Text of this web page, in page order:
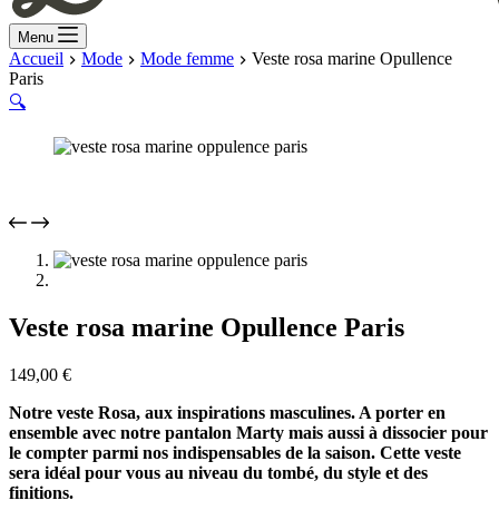
Menu
Accueil Mode Mode femme
Veste rosa marine Opullence
Paris
🔍
Veste rosa marine Opullence Paris
149,00 €
Notre veste Rosa, aux inspirations masculines. A porter en
ensemble avec notre pantalon Marty mais aussi à dissocier pour
le compter parmi nos indispensables de la saison. Cette veste
sera idéal pour vous au niveau du tombé, du style et des
finitions.